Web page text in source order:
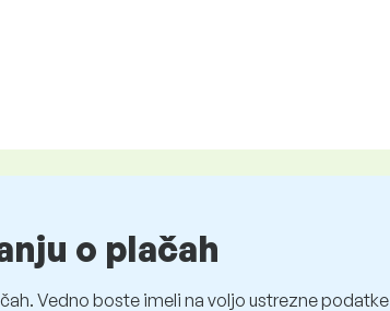
o plačah
Vedno boste imeli na voljo ustrezne podatke